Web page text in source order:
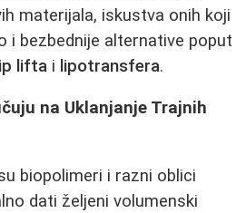
materijala, iskustva onih koji
i bezbednije alternative poput
lifta i lipotransfera.
na Uklanjanje Trajnih
biopolimeri i razni oblici
dati željeni volumenski